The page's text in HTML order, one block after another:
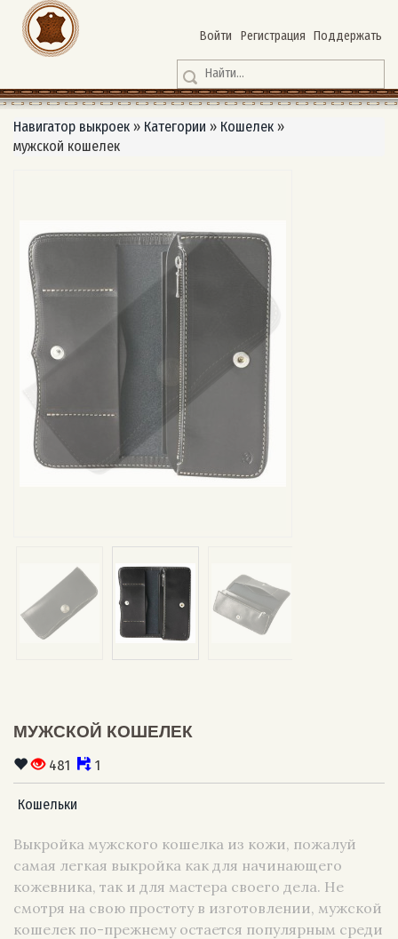
Войти Регистрация Поддержать
Навигатор выкроек » Категории » Кошелек »
мужской кошелек
МУЖСКОЙ КОШЕЛЕК
481 1
Кошельки
Выкройка мужского кошелка из кожи, пожалуй
самая легкая выкройка как для начинающего
кожевника, так и для мастера своего дела. Не
смотря на свою простоту в изготовлении, мужской
кошелек по-прежнему остается популярным среди